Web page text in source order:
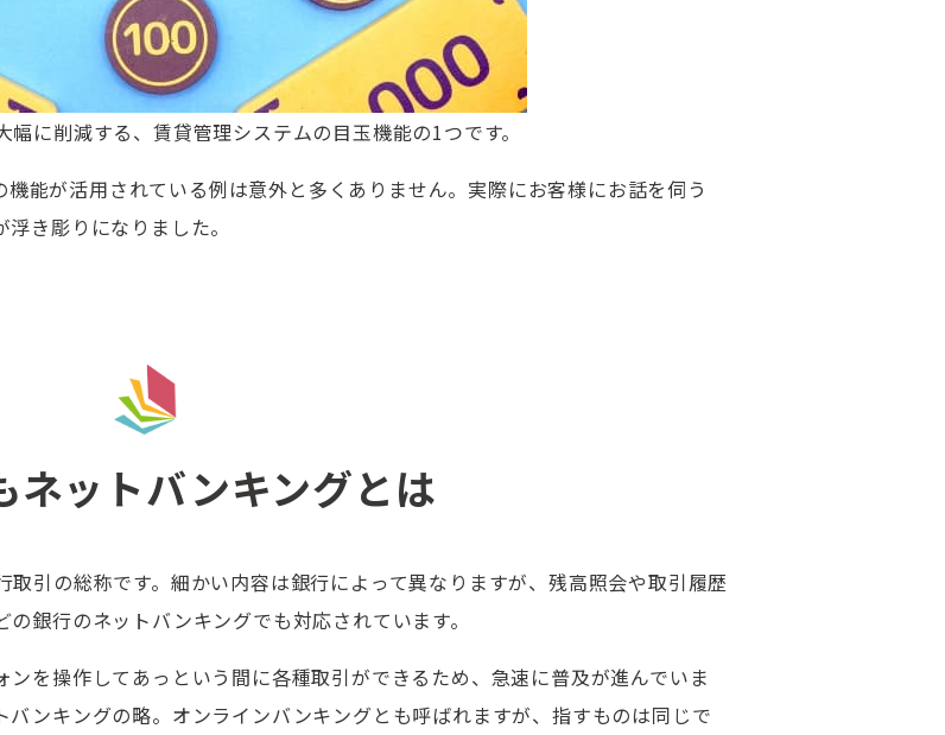
に削減する、賃貸管理システムの目玉機能の1つです。
能が活用されている例は意外と多くありません。実際にお客様にお話を伺う
き彫りになりました。
ネットバンキングとは
引の総称です。細かい内容は銀行によって異なりますが、残高照会や取引履歴
銀行のネットバンキングでも対応されています。
を操作してあっという間に各種取引ができるため、急速に普及が進んでいま
ンキングの略。オンラインバンキングとも呼ばれますが、指すものは同じで